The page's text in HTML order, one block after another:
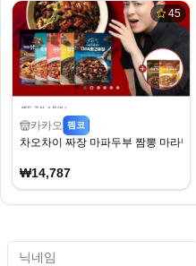
45
카카오 펨코
차오차이 짜장 마파두부 짬뽕 마라
₩14,787